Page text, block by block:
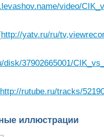
video/
http://yatv.ru/ru/
37902665001/
http://rutube.ru/tracks/
иллюстрации